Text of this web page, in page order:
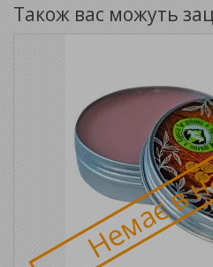
Також вас можуть
Немає в